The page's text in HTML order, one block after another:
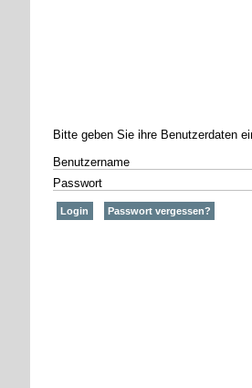
Bitte geben Sie ihre Benutzerdaten
Benutzername
Passwort